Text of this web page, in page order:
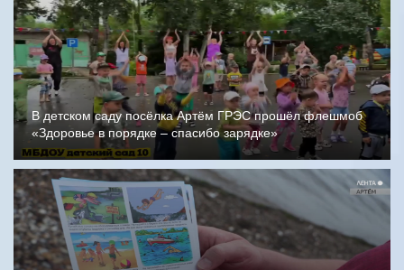
В детском саду посёлка Артём ГРЭС прошёл флешмоб
«Здоровье в порядке – спасибо зарядке»